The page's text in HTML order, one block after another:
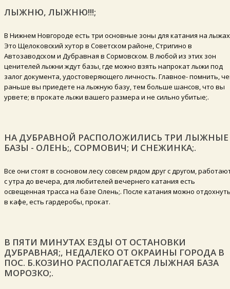
ЛЫЖНЮ, ЛЫЖНЮ!!!;
В Нижнем Новгороде есть три основные зоны для катания на
Это Щелоковский хутор в Советском районе, Стригино в
Автозаводском и Дубравная в Сормовском. В любой из этих зон
ценителей лыжни ждут базы, где можно взять напрокат лыжи под
залог документа, удостоверяющего личность. Главное- помнить,
раньше вы приедете на лыжную базу, тем больше шансов, что вы
урвете; в прокате лыжи вашего размера и не сильно убитые;.
НА ДУБРАВНОЙ РАСПОЛОЖИЛИСЬ ТРИ ЛЫЖНЫЕ
БАЗЫ - ОЛЕНЬ;, СОРМОВИЧ; И СНЕЖИНКА;.
Все они стоят в сосновом лесу совсем рядом друг с другом,
с утра до вечера, для любителей вечернего катания есть
освещенная трасса на базе Олень;. После катания можно
в кафе, есть гардеробы, прокат.
В ПЯТИ МИНУТАХ ЕЗДЫ ОТ ОСТАНОВКИ
ДУБРАВНАЯ;, НЕДАЛЕКО ОТ ОКРАИНЫ ГОРОДА В
ПОС. Б.КОЗИНО РАСПОЛАГАЕТСЯ ЛЫЖНАЯ БАЗА
МОРОЗКО;.